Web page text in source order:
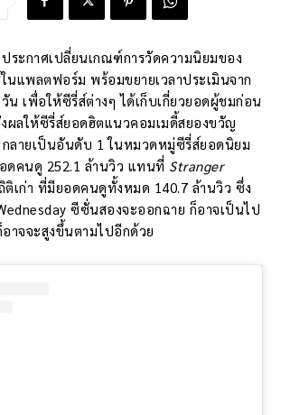
ระกาศเปลี่ยนเกณฑ์การวัดความนิยมของ
นแพลตฟอร์ม พร้อมขยายเวลาประเมินจาก
น เพื่อให้ซีรี่ส์ต่างๆ ได้เก็บเกี่ยวยอดผู้ชมก่อน
ผลให้ซีรี่ส์ยอดฮิตแนวคอมเมดี้สยองขวัญ
กลายเป็นอันดับ 1 ในหมวดหมู่ซีรี่ส์ยอดนิยม
ดคนดู 252.1 ล้านวิว แทนที่ Stranger
เก่า ที่มียอดคนดูทั้งหมด 140.7 ล้านวิว ซึ่ง
ซีซั่นสองจะออกฉาย ก็อาจเป็นไป
าจจะสูงขึ้นตามไปอีกด้วย